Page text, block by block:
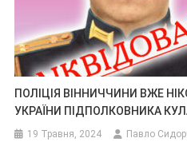
ПОЛІЦІЯ ВІННИЧЧИНИ ВЖЕ
УКРАЇНИ ПІДПОЛКОВНИКА
19 Травня, 2024 Павло